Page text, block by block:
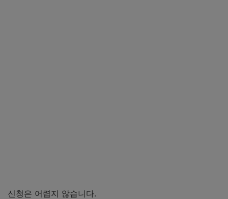
신청은 어렵지 않습니다.